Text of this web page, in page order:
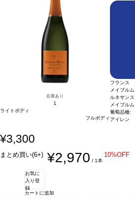
在庫あり
1
ライトボディ
フルボディ
フランス
メイブル
ルネサン
メイブル
葡萄品種:
アイレン
¥3,300
まとめ買い(6+) ¥2,970 / 1本
10%OFF
お気に
入り登
録
カートに追加